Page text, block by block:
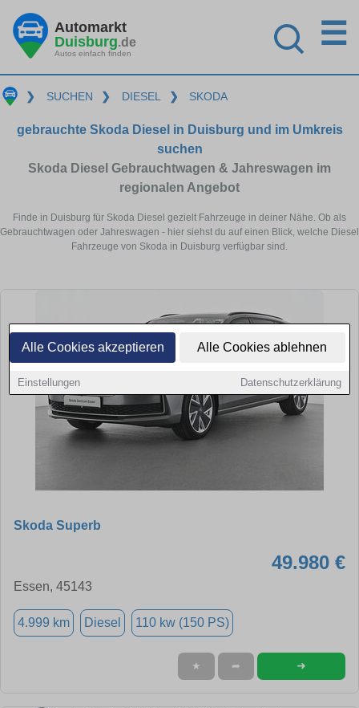
Alle Cookies akzeptieren Alle Cookies ablehnen
Einstellungen Datenschutzerklärung
Automarkt
Duisburg.de
Autos einfach finden
☰
❯ SUCHEN ❯ DIESEL ❯ SKODA
gebrauchte Skoda Diesel in Duisburg und im Umkreis
suchen
Skoda Diesel Gebrauchtwagen & Jahreswagen im
regionalen Angebot
Finde in Duisburg für Skoda Diesel gezielt Fahrzeuge in deiner Nähe. Ob als
Gebrauchtwagen oder Jahreswagen - hier siehst du auf einen Blick, welche Diesel
Fahrzeuge von Skoda in Duisburg verfügbar sind.
Skoda Superb
49.980 €
Essen, 45143
4.999 km Diesel 110 kw (150 PS)
★ ➦ ➜